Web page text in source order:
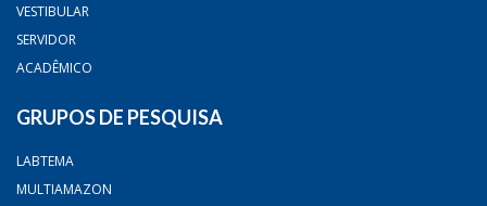
VESTIBULAR
SERVIDOR
ACADÊMICO
GRUPOS DE PESQUISA
LABTEMA
MULTIAMAZON